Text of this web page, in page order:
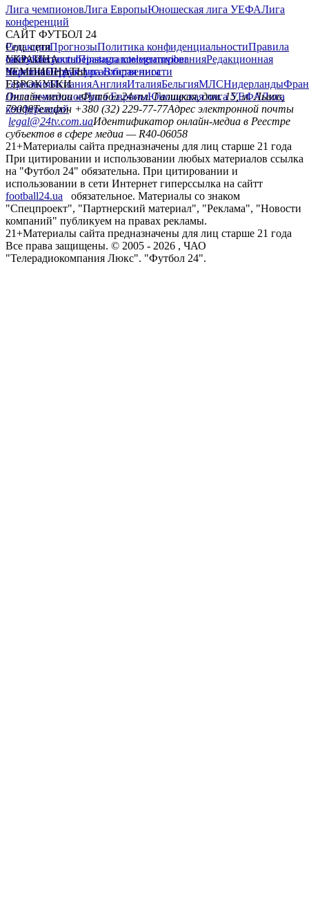
Лига чемпионовЛига ЕвропыЮношеская лига УЕФАЛига
конференций
САЙТ ФУТБОЛ 24
РедакцияПрогнозыПолитика конфиденциальностиПравила
сайтуКонтактыПравила комментированияРедакционная
политикаСтруктура собственности
Соц. сети
facebookxyoutubeinstagramtelegramviber
УКРАИНА
УкраинаПервая лигаВторая лига
ЧЕМПИОНАТЫ
ГерманияИспанияАнглияИталияБельгияМЛСНидерланды
ЕВРОКУБКИ
Лига чемпионовЛига ЕвропыЮношеская лига УЕФАЛига
конференций
Онлайн-медиа «Футбол 24»пл. Галицкая, дом. 15, м. Львов,
79008Телефон +380 (32) 229-77-77Адрес электронной почты
legal@24tv.com.uaИдентификатор онлайн-медиа в Реестре
субъектов в сфере медиа — R40-06058
21+Материалы сайта предназначены для лиц старше 21 года
При цитировании и использовании любых материалов ссылка
на "Футбол 24" обязательна. При цитировании и
использовании в сети Интернет гиперссылка на сайтт
football24.ua
обязательное. Материалы со знаком
"Спецпроект", "Партнерский материал", "Реклама", "Новости
компаний" публикуем на правах рекламы.
21+Материалы сайта предназначены для лиц старше 21 года
Все права защищены. © 2005 - 2026 , ЧАО
"Телерадиокомпания Люкс". "Футбол 24".